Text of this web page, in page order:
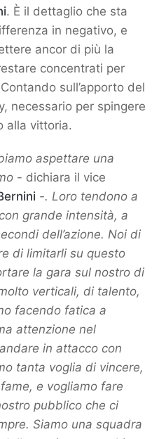
. È il dettaglio che sta
in negativo, e
ancor di più la
concentrati per
sull’apporto del
necessario per spingere
alla vittoria.
aspettare una
- dichiara il vice
-. Loro tendono a
grande intensità, a
dell’azione. Noi di
di limitarli su questo
la gara sul nostro di
verticali, di talento,
facendo fatica a
attenzione nel
in attacco con
tanta voglia di vincere,
e vogliamo fare
pubblico che ci
Siamo una squadra